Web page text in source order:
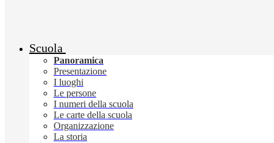
Scuola
Panoramica
Presentazione
I luoghi
Le persone
I numeri della scuola
Le carte della scuola
Organizzazione
La storia